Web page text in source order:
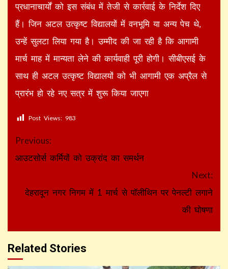
प्रधानाचार्यों को इस संबंध में तेजी से कार्रवाई के निर्देश दिए
हैं। जिन अटल उत्कृष्ट विद्यालयों में वनभूमि या अन्य पेच थे,
उन्हें सुलटा लिया गया है। उम्मीद की जा रही है कि आगामी
मार्च माह में मान्यता लेने की कार्यवाही पूरी होगी। सीबीएसई के
साथ ही अटल उत्कृष्ट विद्यालयों को भी आगामी एक अप्रैल से
प्रारंभ हो रहे नए सत्र में शुरू किया जाएगा
Post Views: 983
Continue
Reading
Previous:
आउटसोर्स कर्मियों को उक्रांद का समर्थन
Next:
देहरादून नगर निगम में 1 मार्च से पॉलीथिन पर पेनल्टी लगाने
की घोषणा
Related Stories